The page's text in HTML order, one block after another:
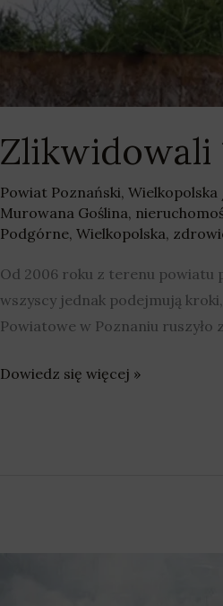
Zlikwidowali
Powiat Poznański, Wielkopolska
Murowana Goślina,
Podgórne, Wielkopolska,
Od 2006 roku z terenu powiatu
wszyscy jednak podejmują
Powiatowe w Poznaniu
Dowiedz się więcej »